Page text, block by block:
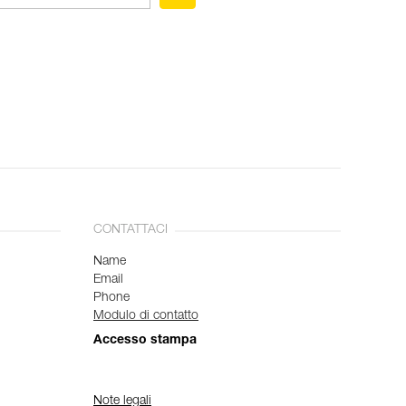
CONTATTACI
Name
Email
Phone
Modulo di contatto
Accesso stampa
Note legali